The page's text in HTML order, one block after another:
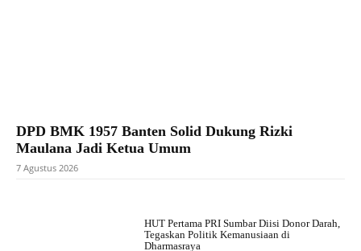
DPD BMK 1957 Banten Solid Dukung Rizki
Maulana Jadi Ketua Umum
7 Agustus 2026
HUT Pertama PRI Sumbar Diisi Donor Darah,
Tegaskan Politik Kemanusiaan di
Dharmasraya